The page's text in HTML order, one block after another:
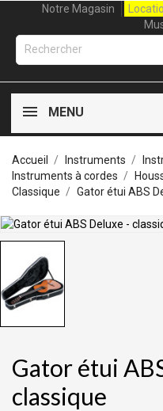
Notre Magasin
MENU
Accueil Instruments
Instruments à cordes
Classique
Gator étui ABS
Gator étui
classique